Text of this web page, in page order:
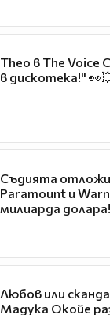
Theo в The Voice
в дискотека!"
Съдията отложи
Paramount и
милиарда
Любов или
Мадука Окойе